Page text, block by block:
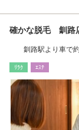
確かな脱毛 釧路
釧路駅より車で
ﾘﾗｸ ｴｽﾃ